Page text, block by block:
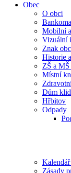
Obec
O obci
Mobilní
Vizuální
Znak
Historie
ZŠ a
Místní
Dům
Hřbitov
Odpady
Zásady